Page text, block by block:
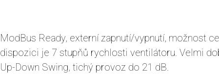
ModBus Ready, externí zapnutí/vypnutí, možnost
dispozici je 7 stupňů rychlosti ventilátoru. Velmi
Up-Down Swing, tichý provoz do 21 dB.